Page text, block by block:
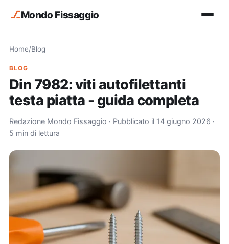
⎇Mondo Fissaggio
Home/Blog
BLOG
Din 7982: viti autofilettanti
testa piatta - guida completa
Redazione Mondo Fissaggio · Pubblicato il 14 giugno 2026 ·
5 min di lettura